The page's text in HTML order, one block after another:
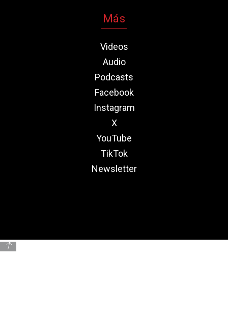
Más
Videos
Audio
Podcasts
Facebook
Instagram
X
YouTube
TikTok
Newsletter